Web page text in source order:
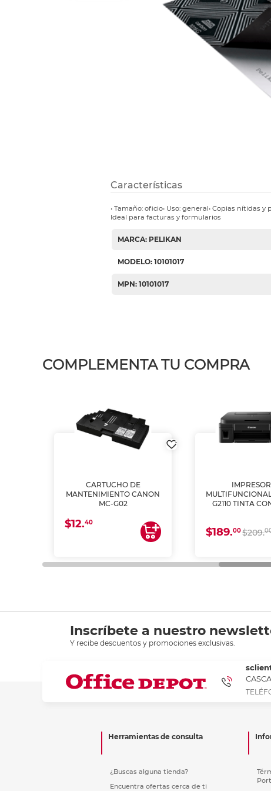
Refuerzos
Características
• Tamaño: oficio• Uso: general• Copias nítidas
Ideal para facturas y formularios
MARCA: PELIKAN
MODELO: 10101017
MPN: 10101017
COMPLEMENTA TU COMPRA
CARTUCHO DE
MANTENIMIENTO CANON
MC-G02
$12.40
G2110 TINTA
$189.00$209.
Inscríbete a nuestro
Y recibe descuentos y promociones exclusivas.
Herramientas de consulta
¿Buscas alguna tienda?
Encuentra ofertas cerca de ti